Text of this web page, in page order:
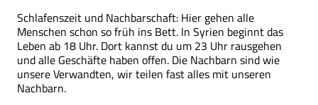
Schlafenszeit und Nachbarschaft: Hier gehen alle
Menschen schon so früh ins Bett. In Syrien beginnt das
Leben ab 18 Uhr. Dort kannst du um 23 Uhr rausgehen
und alle Geschäfte haben offen. Die Nachbarn sind wie
unsere Verwandten, wir teilen fast alles mit unseren
Nachbarn.